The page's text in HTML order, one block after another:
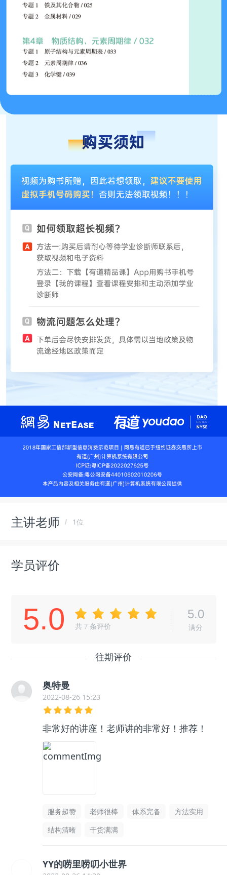
主讲老师 1位
学员评价
5.0 共 7 条评价
5.0
满分
往期评价
奥特曼
2022-08-26 15:23
非常好的讲座！老师讲的非常好！推荐！
服务超赞 老师很棒 体系完备
方法实用
结构清晰
干货满满
YY的唠里唠叨小世界